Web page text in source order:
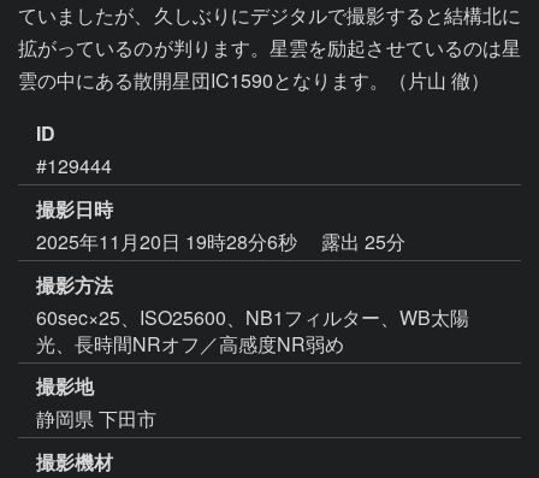
ていましたが、久しぶりにデジタルで撮影すると結構北に
拡がっているのが判ります。星雲を励起させているのは星
雲の中にある散開星団IC1590となります。（片山 徹）
ID
#129444
撮影日時
2025年11月20日 19時28分6秒
露出 25分
撮影方法
60sec×25、ISO25600、NB1フィルター、WB太陽
光、長時間NRオフ／高感度NR弱め
撮影地
静岡県 下田市
撮影機材